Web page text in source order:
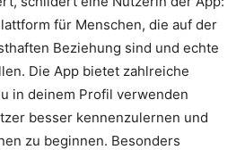
für Menschen, die auf der
Beziehung sind und echte
Die App bietet zahlreiche
in deinem Profil verwenden
besser kennenzulernen und
zu beginnen. Besonders